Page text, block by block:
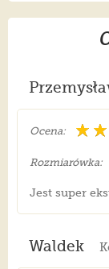
Ocena:
Rozmiarówka:
Jest super
Waldek